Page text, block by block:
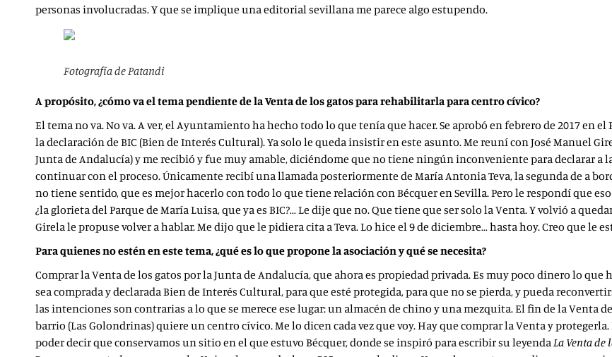
personas involucradas. Y que se implique una editorial sevillana me parece algo estupendo.
Fotografía de Patandi
A propósito, ¿cómo va el tema pendiente de la Venta de los gatos para rehabilitarla para centro cívico?
El tema no va. No va. A ver, el Ayuntamiento ha hecho todo lo que tenía que hacer. Se aprobó en febrero de 2017 en
la declaración de BIC (Bien de Interés Cultural). Ya solo le queda insistir en este asunto. Me reuní con José Manuel
Junta de Andalucía) y me recibió y fue muy amable, diciéndome que no tiene ningún inconveniente para declarar a
continuar con el proceso. Únicamente recibí una llamada posteriormente de María Antonia Teva, la segunda de a
no tiene sentido, que es mejor hacerlo con todo lo que tiene relación con Bécquer en Sevilla. Pero le respondí que eso
¿la glorieta del Parque de María Luisa, que ya es BIC?… Le dije que no. Que tiene que ser solo la Venta. Y volvió a
Girela le propuse volver a hablar. Me dijo que le pidiera cita a Teva. Lo hice el 9 de diciembre… hasta hoy. Creo que le
Para quienes no estén en este tema, ¿qué es lo que propone la asociación y qué se necesita?
Comprar la Venta de los gatos por la Junta de Andalucía, que ahora es propiedad privada. Es muy poco dinero lo que
sea comprada y declarada Bien de Interés Cultural, para que esté protegida, para que no se pierda, y pueda
las intenciones son contrarias a lo que se merece ese lugar: un almacén de chino y una mezquita. El fin de la Venta
barrio (Las Golondrinas) quiere un centro cívico. Me lo dicen cada vez que voy. Hay que comprar la Venta y
poder decir que conservamos un sitio en el que estuvo Bécquer, donde se inspiró para escribir su leyendaLa Venta de